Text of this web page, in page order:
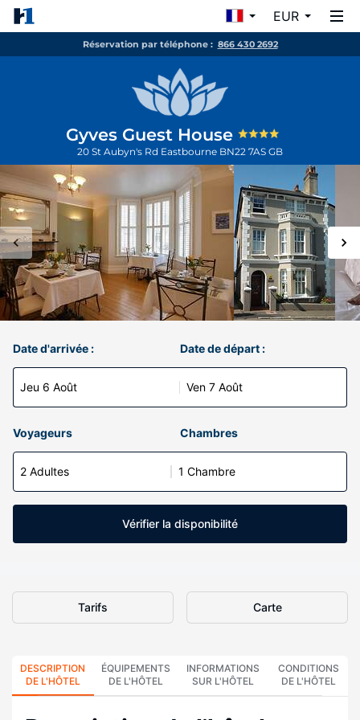
EUR
Réservation par téléphone : 866 430 2692
Gyves Guest House
20 St Aubyn's Rd Eastbourne BN22 7AS GB
Date d'arrivée :
Jeu 6 Août
Date de départ :
Ven 7 Août
Voyageurs Chambres
2 Adultes 1 Chambre
Vérifier la disponibilité
Tarifs Carte
DESCRIPTION
DE L'HÔTEL
ÉQUIPEMENTS
DE L'HÔTEL
INFORMATIONS
SUR L'HÔTEL
CONDITIONS
DE L'HÔTEL